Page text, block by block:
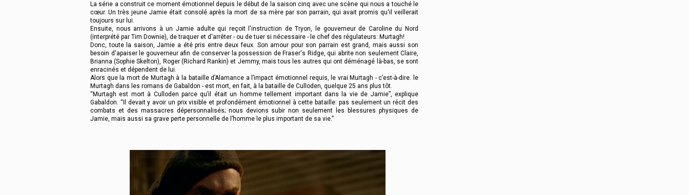
La série a construit ce moment émotionnel depuis le début de la saison cinq avec une scène qui nous a touché le
cœur. Un très jeune Jamie était consolé après la mort de sa mère par son parrain, qui avait promis qu'il veillerait
toujours sur lui.
Ensuite, nous arrivons à un Jamie adulte qui reçoit l'instruction de Tryon, le gouverneur de Caroline du Nord
(interprété par Tim Downie), de traquer et d'arrêter - ou de tuer si nécessaire - le chef des régulateurs: Murtagh!
Donc, toute la saison, Jamie a été pris entre deux feux. Son amour pour son parrain est grand, mais aussi son
besoin d'apaiser le gouverneur afin de conserver la possession de Fraser's Ridge, qui abrite non seulement Claire,
Brianna (Sophie Skelton), Roger (Richard Rankin) et Jemmy, mais tous les autres qui ont déménagé là-bas, se sont
enracinés et dépendent de lui.
Alors que la mort de Murtagh à la bataille d’Alamance a l’impact émotionnel requis, le vrai Murtagh - c’est-à-dire. le
Murtagh dans les romans de Gabaldon - est mort, en fait, à la bataille de Culloden, quelque 25 ans plus tôt.
“Murtagh est mort à Culloden parce qu’il était un homme tellement important dans la vie de Jamie”, explique
Gabaldon. “Il devait y avoir un prix visible et profondément émotionnel à cette bataille: pas seulement un récit des
combats et des massacres dépersonnalisés; nous devions subir non seulement les blessures physiques de
Jamie, mais aussi sa grave perte personnelle de l’homme le plus important de sa vie.”